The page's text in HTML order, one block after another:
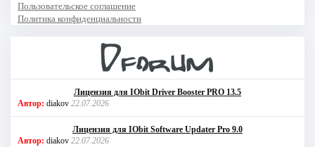
Пользовательское соглашение
Политика конфиденциальности
Лицензия для IObit Driver Booster PRO 13.5
Автор: diakov 22.07.2026
Лицензия для IObit Software Updater Pro 9.0
Автор: diakov 22.07.2026